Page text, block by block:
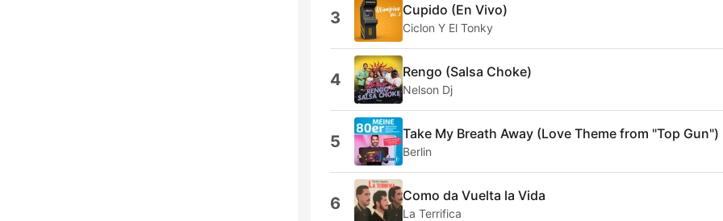
3 Cupido (En Vivo)
Ciclon Y El Tonky
4 Rengo (Salsa Choke)
Nelson Dj
5 Take My Breath Away (Love Theme from "Top Gun")
Berlin
6 Como da Vuelta la Vida
La Terrifica